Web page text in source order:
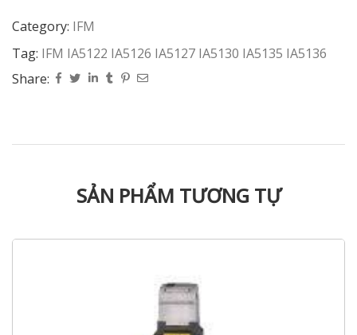
Category: IFM
Tag: IFM IA5122 IA5126 IA5127 IA5130 IA5135 IA5136
Share:
SẢN PHẨM TƯƠNG TỰ